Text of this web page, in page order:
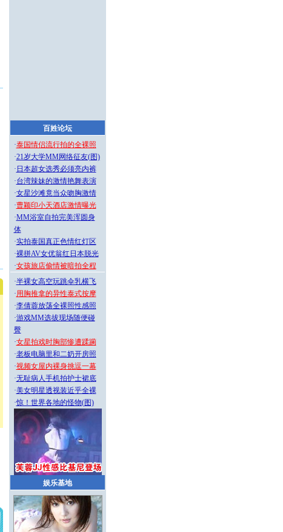
百姓论坛
·泰国情侣流行拍的全裸照
·21岁大学MM网络征友(图)
· 日本超女选秀必须亮内裤
·台湾辣妹的激情艳舞表演
·女星沙滩竟当众吻胸激情
·曹颖印小天酒店激情曝光
·MM浴室自拍完美浑圆身
体
·实拍泰国真正色情红灯区
·裸拼AV女优翁红日本脱光
·女孩旅店偷情被暗拍全程
·半裸女高空玩跳伞乳横飞
·用胸推拿的异性泰式按摩
·李倩蓉放荡全裸照性感照
·游戏MM选拔现场随便碰
臀
·女星拍戏时胸部惨遭蹂躏
·老板电脑里和二奶开房照
·视频女屋内裸身挑逗一幕
·无耻病人手机拍护士裙底
·美女明星透视装近乎全裸
·惊！世界各地的怪物(图)
娱乐基地